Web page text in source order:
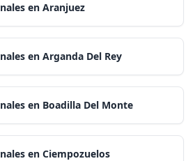
en Aranjuez
en Arganda Del Rey
en Boadilla Del Monte
en Ciempozuelos